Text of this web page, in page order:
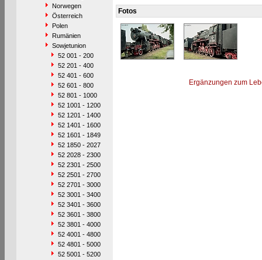
Norwegen
Österreich
Polen
Rumänien
Sowjetunion
52 001 - 200
52 201 - 400
52 401 - 600
52 601 - 800
52 801 - 1000
52 1001 - 1200
52 1201 - 1400
52 1401 - 1600
52 1601 - 1849
52 1850 - 2027
52 2028 - 2300
52 2301 - 2500
52 2501 - 2700
52 2701 - 3000
52 3001 - 3400
52 3401 - 3600
52 3601 - 3800
52 3801 - 4000
52 4001 - 4800
52 4801 - 5000
52 5001 - 5200
Fotos
Ergänzungen zum